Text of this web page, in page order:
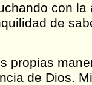
con la
de
propias
de Dios.